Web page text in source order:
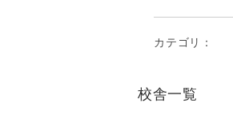
カテゴリ：
校舎一覧